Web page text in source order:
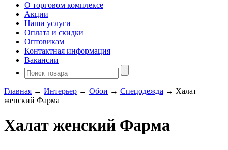
О торговом комплексе
Акции
Наши услуги
Оплата и скидки
Оптовикам
Контактная информация
Вакансии
Главная → Интерьер → Обои → Спецодежда → Халат
женский Фарма
Халат женский Фарма